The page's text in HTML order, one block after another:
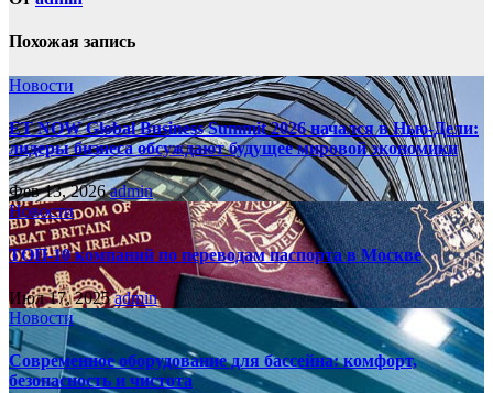
Похожая запись
Новости
ET NOW Global Business Summit 2026 начался в Нью‑Дели:
лидеры бизнеса обсуждают будущее мировой экономики
Фев 13, 2026admin
Новости
ТОП-10 компаний по переводам паспорта в Москве
Июл 17, 2025admin
Новости
Современное оборудование для бассейна: комфорт,
безопасность и чистота